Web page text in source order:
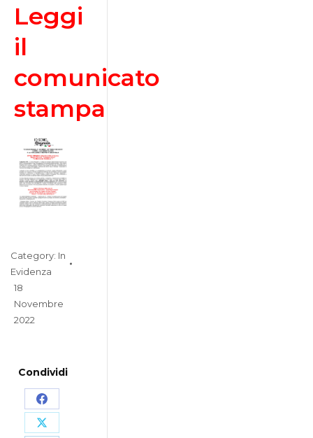
Leggi
il
comunicato
stampa
Category: In
Evidenza
18
Novembre
2022
Condividi
Share
on
Share